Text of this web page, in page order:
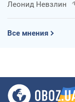
Леонид Невзлин
Все мнения